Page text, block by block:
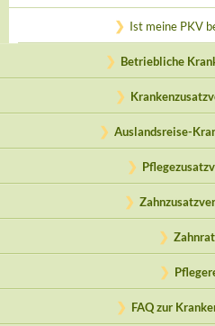
Ist meine PKV
Betriebliche
Auslandsreise-
FAQ zur